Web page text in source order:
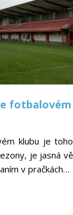
klubu je
je jasná
v pračkách…